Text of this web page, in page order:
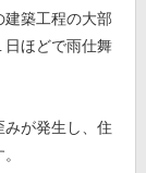
築工程の大部
日ほどで雨仕舞
が発生し、住